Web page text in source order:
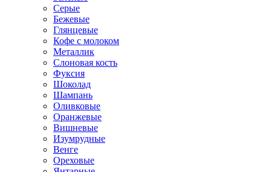
Серые
Бежевые
Глянцевые
Кофе с молоком
Металлик
Слоновая кость
Фуксия
Шоколад
Шампань
Оливковые
Оранжевые
Вишневые
Изумрудные
Венге
Ореховые